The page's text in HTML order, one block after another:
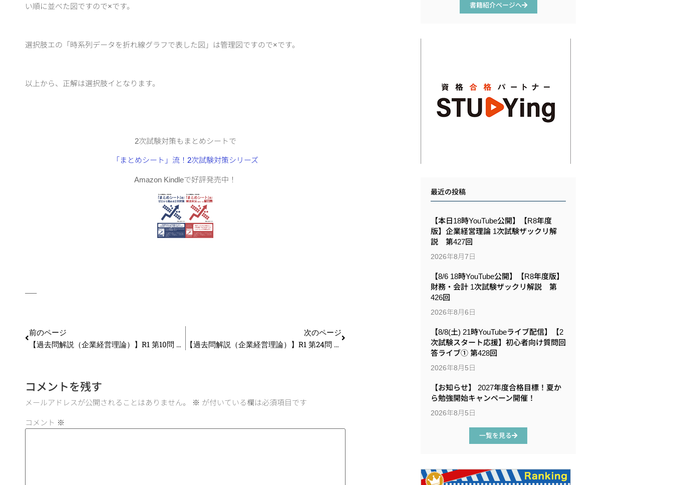
い順に並べた図ですので×です。
選択肢エの「時系列データを折れ線グラフで表した図」は管理図ですので×です。
以上から、正解は選択肢イとなります。
2次試験対策もまとめシートで
「まとめシート」流！2次試験対策シリーズ
Amazon Kindleで好評発売中！
—–
前のページ
【過去問解説（企業経営理論）】R1 第10問 社内ベンチャー
次のページ
【過去問解説（企業経営理論）】R1 第24問 労働基準法（解雇）
コメントを残す
メールアドレスが公開されることはありません。 ※ が付いている欄は必須項目です
コメント ※
書籍紹介ページへ
最近の投稿
【本日18時YouTube公開】【R8年度
版】企業経営理論 1次試験ザックリ解
説 第427回
2026年8月7日
【8/6 18時YouTube公開】【R8年度版】
財務・会計 1次試験ザックリ解説 第
426回
2026年8月6日
【8/8(土) 21時YouTubeライブ配信】【2
次試験スタート応援】初心者向け質問回
答ライブ① 第428回
2026年8月5日
【お知らせ】 2027年度合格目標！夏か
ら勉強開始キャンペーン開催！
2026年8月5日
一覧を見る